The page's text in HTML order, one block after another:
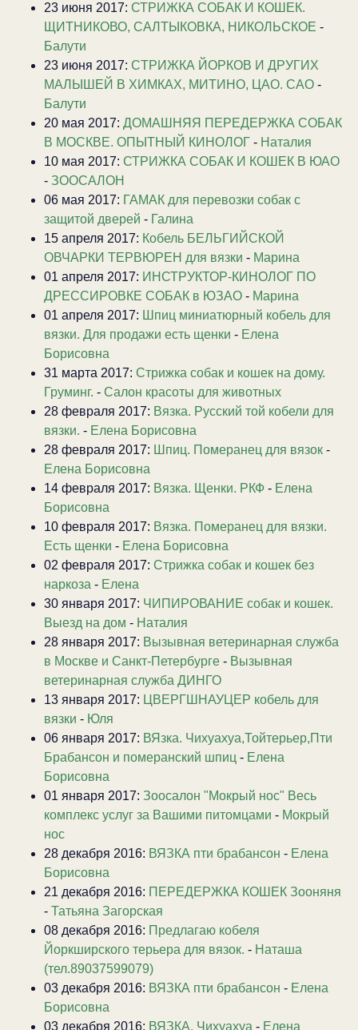
23 июня 2017: СТРИЖКА СОБАК И КОШЕК.
ЩИТНИКОВО, САЛТЫКОВКА, НИКОЛЬСКОЕ -
Балути
23 июня 2017: CТРИЖКА ЙОРКОВ И ДРУГИХ
МАЛЫШЕЙ В ХИМКАХ, МИТИНО, ЦАО. САО -
Балути
20 мая 2017: ДОМАШНЯЯ ПЕРЕДЕРЖКА СОБАК
В МОСКВЕ. ОПЫТНЫЙ КИНОЛОГ - Наталия
10 мая 2017: СТРИЖКА СОБАК И КОШЕК В ЮАО
- ЗООСАЛОН
06 мая 2017: ГАМАК для перевозки собак с
защитой дверей - Галина
15 апреля 2017: Кобель БЕЛЬГИЙСКОЙ
ОВЧАРКИ ТЕРВЮРЕН для вязки - Марина
01 апреля 2017: ИНСТРУКТОР-КИНОЛОГ ПО
ДРЕССИРОВКЕ СОБАК в ЮЗАО - Марина
01 апреля 2017: Шпиц миниатюрный кобель для
вязки. Для продажи есть щенки - Елена
Борисовна
31 марта 2017: Стрижка собак и кошек на дому.
Груминг. - Салон красоты для животных
28 февраля 2017: Вязка. Русский той кобели для
вязки. - Елена Борисовна
28 февраля 2017: Шпиц. Померанец для вязок -
Елена Борисовна
14 февраля 2017: Вязка. Щенки. РКФ - Елена
Борисовна
10 февраля 2017: Вязка. Померанец для вязки.
Есть щенки - Елена Борисовна
02 февраля 2017: Стрижка собак и кошек без
наркоза - Елена
30 января 2017: ЧИПИРОВАНИЕ собак и кошек.
Выезд на дом - Наталия
28 января 2017: Вызывная ветеринарная служба
в Москве и Санкт-Петербурге - Вызывная
ветеринарная служба ДИНГО
13 января 2017: ЦВЕРГШНАУЦЕР кобель для
вязки - Юля
06 января 2017: ВЯзка. Чихуахуа,Тойтерьер,Пти
Брабансон и померанский шпиц - Елена
Борисовна
01 января 2017: Зоосалон "Мокрый нос" Весь
комплекс услуг за Вашими питомцами - Мокрый
нос
28 декабря 2016: ВЯЗКА пти брабансон - Елена
Борисовна
21 декабря 2016: ПЕРЕДЕРЖКА КОШЕК Зооняня
- Татьяна Загорская
08 декабря 2016: Предлагаю кобеля
Йоркширского терьера для вязок. - Наташа
(тел.89037599079)
03 декабря 2016: ВЯЗКА пти брабансон - Елена
Борисовна
03 декабря 2016: ВЯЗКА. Чихуахуа - Елена